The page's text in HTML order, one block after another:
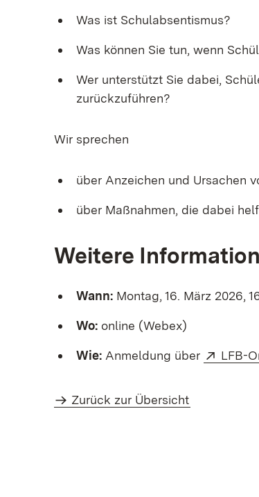
Was ist Schulabsentismus?
Was können Sie tun, wenn
Wer unterstützt Sie dabei,
zurückzuführen?
Wir sprechen
über Anzeichen und Ursachen
über Maßnahmen, die dabei
Weitere
Wann: Montag, 16. März 2026,
Wo: online (Webex)
Wie: Anmeldung über LFB-
Zurück zur Übersicht